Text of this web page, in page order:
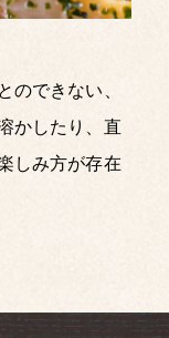
のできない、
かしたり、直
しみ方が存在